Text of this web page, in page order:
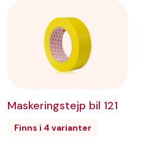
Maskeringstejp bil 121
Finns i 4 varianter